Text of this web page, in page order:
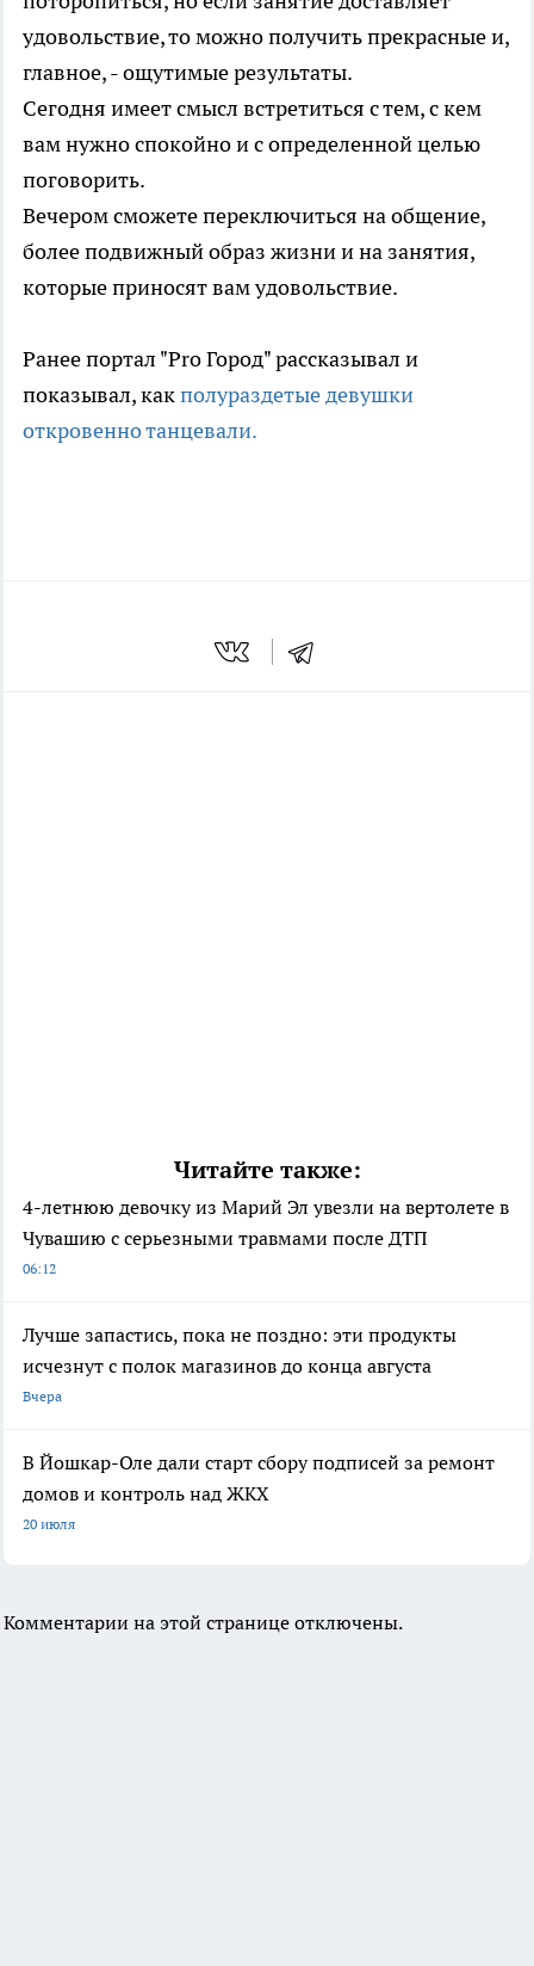
удовольствие, то можно получить прекрасные и,
главное, - ощутимые результаты.
Сегодня имеет смысл встретиться с тем, с кем
вам нужно спокойно и с определенной целью
поговорить.
Вечером сможете переключиться на общение,
более подвижный образ жизни и на занятия,
которые приносят вам удовольствие.
Ранее портал "Pro Город" рассказывал и
показывал, какполураздетые девушки
откровенно танцевали.
Читайте также:
4-летнюю девочку из Марий Эл увезли на вертолете в
Чувашию с серьезными травмами после ДТП
06:12
Лучше запастись, пока не поздно: эти продукты
исчезнут с полок магазинов до конца августа
Вчера
В Йошкар-Оле дали старт сбору подписей за ремонт
домов и контроль над ЖКХ
20 июля
Комментарии на этой странице отключены.